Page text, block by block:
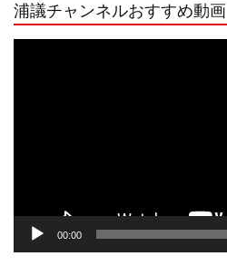
r
浦議チャンネルおすすめ動画
00:00